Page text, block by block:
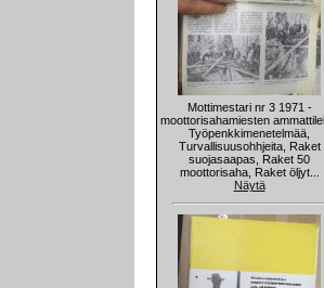
Mottimestari nr 3 1971 -
moottorisahamiesten
Työpenkkimenetelmää,
Turvallisuusohhjeita, Raket
suojasaapas, Raket 50
moottorisaha, Raket öljyt...
Näytä